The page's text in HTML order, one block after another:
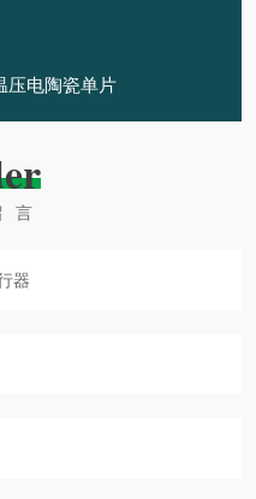
压电陶瓷单片
言